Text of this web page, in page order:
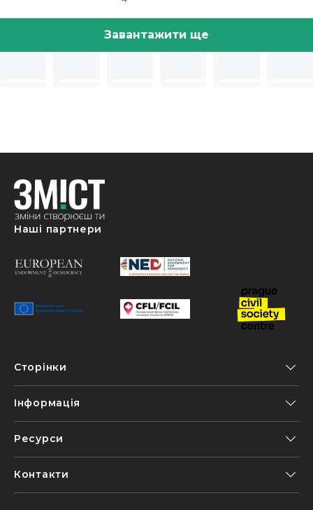
Завантажити ще
Наші партнери
Сторінки
Інформація
Ресурси
Контакти